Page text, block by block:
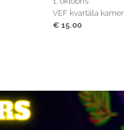
VEF kvartāla
€ 15.00